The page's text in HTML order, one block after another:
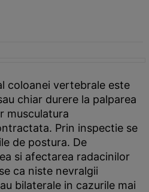
coloanei vertebrale este
chiar durere la palparea
musculatura
Prin inspectie se
de postura. De
si afectarea radacinilor
ca niste nevralgii
bilaterale in cazurile mai